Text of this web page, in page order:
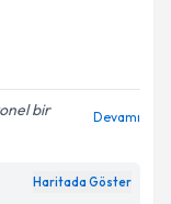
Aydınlatma
bir
Devamı
Haritada Göster